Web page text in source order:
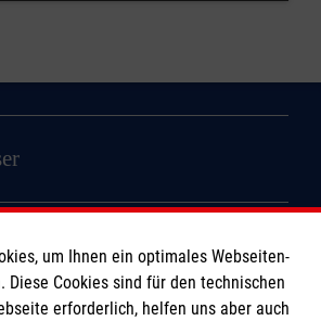
um Ihnen ein optimales Webseiten-
Diese Cookies sind für den technischen
erforderlich, helfen uns aber auch